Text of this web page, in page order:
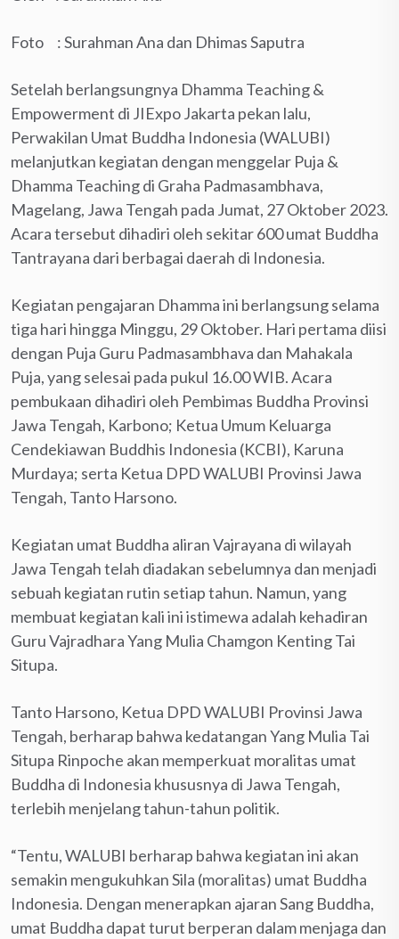
Foto : Surahman Ana dan Dhimas Saputra
Setelah berlangsungnya Dhamma Teaching &
Empowerment di JIExpo Jakarta pekan lalu,
Perwakilan Umat Buddha Indonesia (WALUBI)
melanjutkan kegiatan dengan menggelar Puja &
Dhamma Teaching di Graha Padmasambhava,
Magelang, Jawa Tengah pada Jumat, 27 Oktober 2023.
Acara tersebut dihadiri oleh sekitar 600 umat Buddha
Tantrayana dari berbagai daerah di Indonesia.
Kegiatan pengajaran Dhamma ini berlangsung selama
tiga hari hingga Minggu, 29 Oktober. Hari pertama diisi
dengan Puja Guru Padmasambhava dan Mahakala
Puja, yang selesai pada pukul 16.00 WIB. Acara
pembukaan dihadiri oleh Pembimas Buddha Provinsi
Jawa Tengah, Karbono; Ketua Umum Keluarga
Cendekiawan Buddhis Indonesia (KCBI), Karuna
Murdaya; serta Ketua DPD WALUBI Provinsi Jawa
Tengah, Tanto Harsono.
Kegiatan umat Buddha aliran Vajrayana di wilayah
Jawa Tengah telah diadakan sebelumnya dan menjadi
sebuah kegiatan rutin setiap tahun. Namun, yang
membuat kegiatan kali ini istimewa adalah kehadiran
Guru Vajradhara Yang Mulia Chamgon Kenting Tai
Situpa.
Tanto Harsono, Ketua DPD WALUBI Provinsi Jawa
Tengah, berharap bahwa kedatangan Yang Mulia Tai
Situpa Rinpoche akan memperkuat moralitas umat
Buddha di Indonesia khususnya di Jawa Tengah,
terlebih menjelang tahun-tahun politik.
“Tentu, WALUBI berharap bahwa kegiatan ini akan
semakin mengukuhkan Sila (moralitas) umat Buddha
Indonesia. Dengan menerapkan ajaran Sang Buddha,
umat Buddha dapat turut berperan dalam menjaga dan